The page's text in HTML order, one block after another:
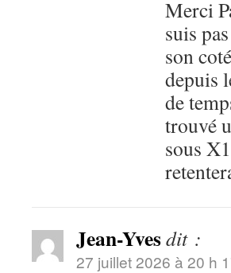
Merci
suis
son
depuis
de
trouvé
sous
Jean-Yvesdit :
27 juillet 2026 à 20 h